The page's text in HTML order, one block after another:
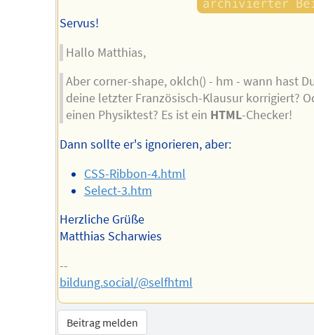
Servus!
Hallo Matthias,
Aber corner-shape, oklch() - hm - wann hast
deine letzter Französisch-Klausur korrigiert?
einen Physiktest? Es ist ein HTML-Checker!
Dann sollte er's ignorieren, aber:
CSS-Ribbon-4.html
Select-3.htm
Herzliche Grüße
Matthias Scharwies
--
bildung.social/@selfhtml
Beitrag melden